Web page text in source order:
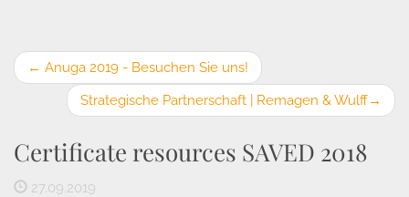
← Anuga 2019 - Besuchen Sie uns!
Strategische Partnerschaft | Remagen & Wulff→
Certificate resources SAVED 2018
27.09.2019